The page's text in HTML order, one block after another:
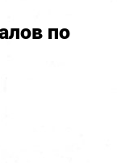
по